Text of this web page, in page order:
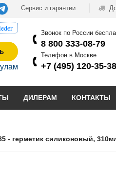
Сервис и гарантии
Звонок по России
8 800 333-08-79
Телефон в Москве
+7 (495) 120-35-38
ДИЛЕРАМ КОНТАКТЫ
- герметик силиконовый,